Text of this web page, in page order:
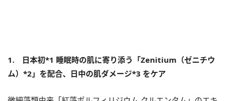
1. 日本初*1 睡眠時の肌に寄り添う「Zenitium（ゼニチウ
ム）*2」を配合、日中の肌ダメージ*3 をケア